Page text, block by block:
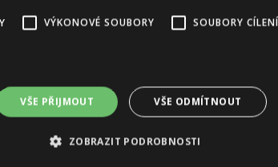
a o pár měsíců na to i první album Are You
turné, účast na festivalech
pokoji v Londýně na následky udušení
VÝKONOVÉ SOUBORY SOUBORY CÍLENÍ
VŠE PŘIJMOUT VŠE ODMÍTNOUT
ZOBRAZIT PODROBNOSTI